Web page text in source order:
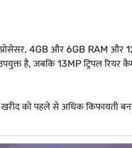
4GB और 6GB RAM और
है, जबकि 13MP ट्रिपल
को पहले से अधिक किफायती